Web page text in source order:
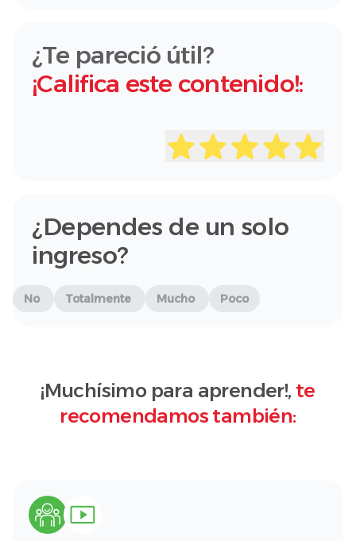
¿Te pareció útil?
¡Califica este contenido!:
¿Dependes de un solo
ingreso?
No Totalmente Mucho Poco
¡Muchísimo para aprender!, te
recomendamos también: